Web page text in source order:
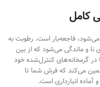
کامل
فاجعه‌بار است. رطوبت به
نا و ماندگی می‌شود که از بین
در گرمخانه‌های کنترل‌شده خود
می‌کند که فرش شما تا
انبارداری است.